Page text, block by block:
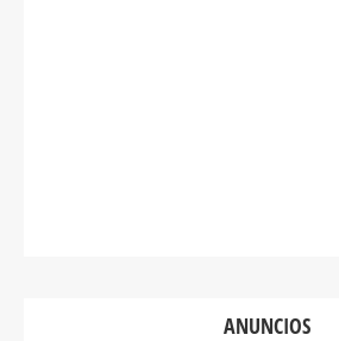
ANUNCIOS